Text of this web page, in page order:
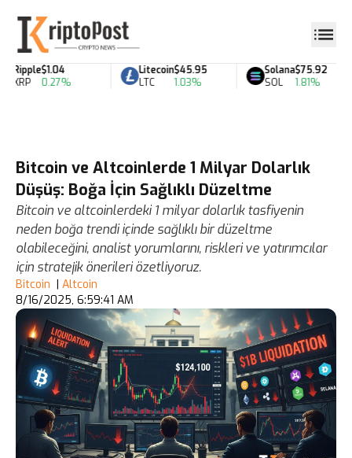
Ripple
XRP
$1.04
0.27%
Litecoin
LTC
$45.95
1.03%
Solana
SOL
$75.92
1.81%
Bitcoin ve Altcoinlerde 1 Milyar Dolarlık
Düşüş: Boğa İçin Sağlıklı Düzeltme
Bitcoin ve altcoinlerdeki 1 milyar dolarlık tasfiyenin
neden boğa trendi içinde sağlıklı bir düzeltme
olabileceğini, analist yorumlarını, riskleri ve yatırımcılar
için stratejik önerileri özetliyoruz.
Bitcoin | Altcoin
8/16/2025, 6:59:41 AM